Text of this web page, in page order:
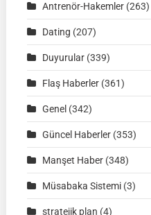
02
2026
Müsabaka
Ön
Formu
Antrenör-Hakemler(263)
Dating (207)
Duyurular(339)
Flaş Haberler(361)
Genel (342)
Güncel Haberler(353)
Manşet Haber(348)
Müsabaka Sistemi(3)
stratejik plan (4)